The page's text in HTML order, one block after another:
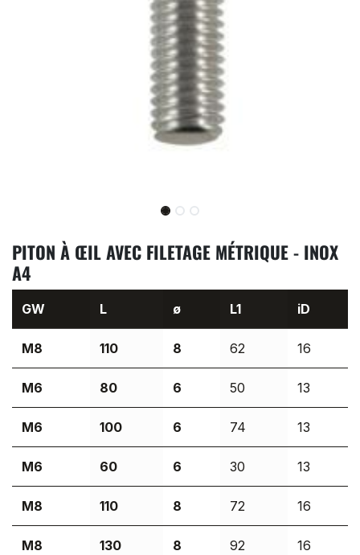
PITON À ŒIL AVEC FILETAGE MÉTRIQUE - INOX
A4
GW L ø L1 iD
M8 110 8 62 16
M6 80 6 50 13
M6 100 6 74 13
M6 60 6 30 13
M8 110 8 72 16
M8 130 8 92 16